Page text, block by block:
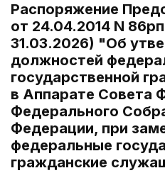
Распоряжение
от 24.04.2014 N
31.03.2026) "Об
должностей
государственной
в Аппарате Совета
Федерального
Федерации, при
федеральные
гражданские